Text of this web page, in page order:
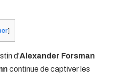
]
d’Alexander Forsman
continue de captiver les